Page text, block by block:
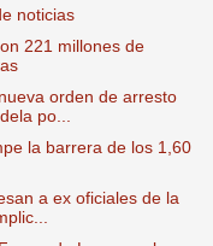
noticias
221 millones de
orden de arresto
po...
la barrera de los 1,60
a ex oficiales de la